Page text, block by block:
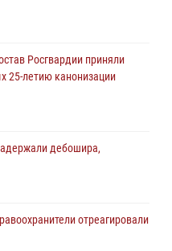
Росгвардии приняли
25-летию канонизации
дебошира,
отреагировали